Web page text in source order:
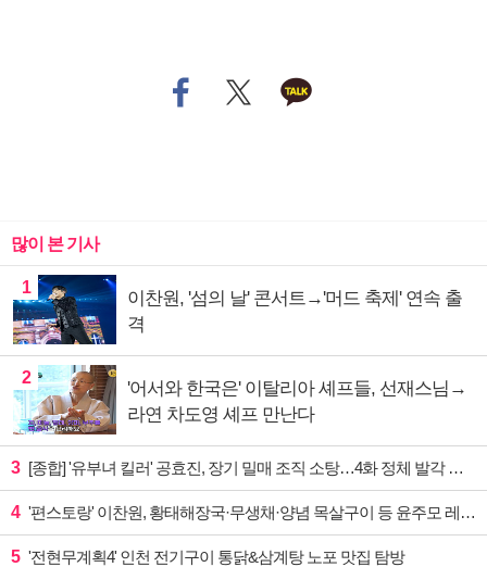
많이 본 기사
1
이찬원, '섬의 날' 콘서트→'머드 축제' 연속 출
격
2
'어서와 한국은' 이탈리아 셰프들, 선재스님→
라연 차도영 셰프 만난다
3 [종합] '유부녀 킬러' 공효진, 장기 밀매 조직 소탕…4화 정체 발각 위기 예고
4 '편스토랑' 이찬원, 황태해장국·무생채·양념 목살구이 등 윤주모 레시피 섭렵
5 '전현무계획4' 인천 전기구이 통닭&삼계탕 노포 맛집 탐방